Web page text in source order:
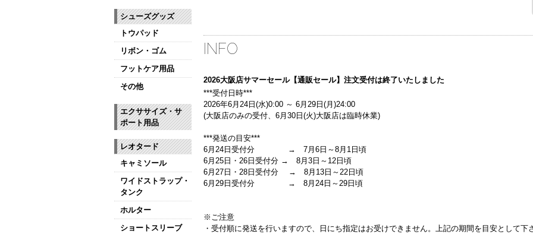
INFO
2026大阪店サマーセール【通販セール】注文受付は終了いたしました
***受付日時***
2026年6月24日(水)0:00 ～ 6月29日(月)24:00
(大阪店のみの受付、6月30日(火)大阪店は臨時休業)
***発送の目安***
6月24日受付分 → 7月6日～8月1日頃
6月25日・26日受付分 → 8月3日～12日頃
6月27日・28日受付分 → 8月13日～22日頃
6月29日受付分 → 8月24日～29日頃
※ご注意
・受付順に発送を行いますので、日にち指定はお受けできません。上記の期間を目安として下
シューズグッズ
トウパッド
リボン・ゴム
フットケア用品
その他
エクササイズ・サ
ポート用品
レオタード
キャミソール
ワイドストラップ・
タンク
ホルター
ショートスリーブ